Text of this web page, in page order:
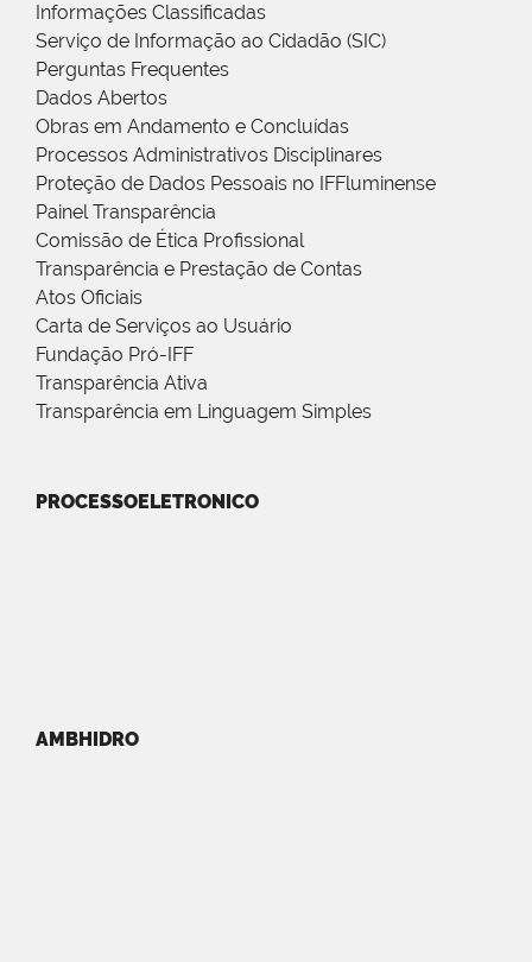
Informações Classificadas
Serviço de Informação ao Cidadão (SIC)
Perguntas Frequentes
Dados Abertos
Obras em Andamento e Concluídas
Processos Administrativos Disciplinares
Proteção de Dados Pessoais no IFFluminense
Painel Transparência
Comissão de Ética Profissional
Transparência e Prestação de Contas
Atos Oficiais
Carta de Serviços ao Usuário
Fundação Pró-IFF
Transparência Ativa
Transparência em Linguagem Simples
PROCESSOELETRONICO
AMBHIDRO